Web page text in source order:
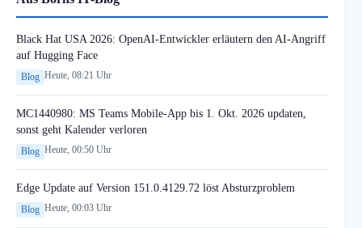
Black Hat USA 2026: OpenAI-Entwickler erläutern den AI-Angriff
auf Hugging Face
Blog Heute, 08:21 Uhr
MC1440980: MS Teams Mobile-App bis 1. Okt. 2026 updaten,
sonst geht Kalender verloren
Blog Heute, 00:50 Uhr
Edge Update auf Version 151.0.4129.72 löst Absturzproblem
Blog Heute, 00:03 Uhr